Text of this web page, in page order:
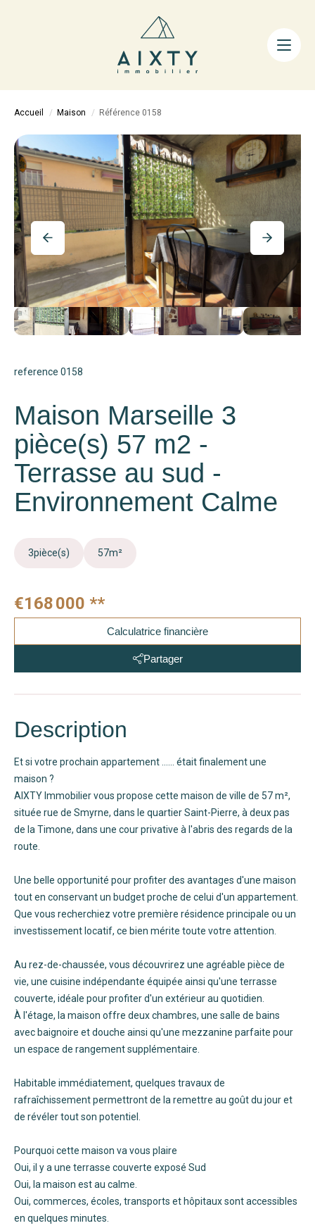
ACHETER
LA MÉTHODE
AIXTY & VOUS
Nos Agences
Nos Équipes
Nos Tarifs
Nos Biens Vendus
Notre City Guide
Accueil Maison Référence 0158
reference 0158
Maison Marseille 3
pièce(s) 57 m2 -
Terrasse au sud -
Environnement Calme
3pièce(s) 57m²
€168 000 **
Calculatrice financière
Partager
Description
Et si votre prochain appartement ...... était finalement une
maison ?
AIXTY Immobilier vous propose cette maison de ville de 57 m²,
située rue de Smyrne, dans le quartier Saint-Pierre, à deux pas
de la Timone, dans une cour privative à l'abris des regards de la
route.
Une belle opportunité pour profiter des avantages d'une maison
tout en conservant un budget proche de celui d'un appartement.
Que vous recherchiez votre première résidence principale ou un
investissement locatif, ce bien mérite toute votre attention.
Au rez-de-chaussée, vous découvrirez une agréable pièce de
vie, une cuisine indépendante équipée ainsi qu'une terrasse
couverte, idéale pour profiter d'un extérieur au quotidien.
À l'étage, la maison offre deux chambres, une salle de bains
avec baignoire et douche ainsi qu'une mezzanine parfaite pour
un espace de rangement supplémentaire.
Habitable immédiatement, quelques travaux de
rafraîchissement permettront de la remettre au goût du jour et
de révéler tout son potentiel.
Pourquoi cette maison va vous plaire
Oui, il y a une terrasse couverte exposé Sud
Oui, la maison est au calme.
Oui, commerces, écoles, transports et hôpitaux sont accessibles
en quelques minutes.